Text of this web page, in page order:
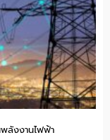
ลังงานไฟฟ้า